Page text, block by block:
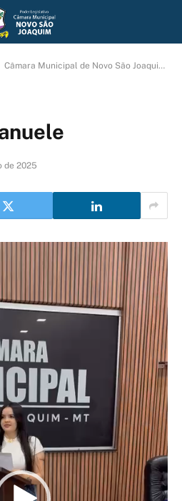
Câmara Municipal de Novo São Joaquim – MT parabeniza estudante Emanuele Santos Lima Oliveira.
de 2025